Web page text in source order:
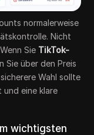
normalerweise
Nicht
Sie TikTok-
Sie über den Preis
Wahl sollte
und eine klare
wichtigsten